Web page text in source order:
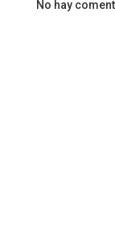
No hay